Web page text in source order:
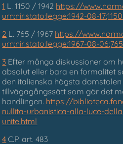
1 L. 1150 / 1942 https://
urn:nir:stato:legge:1942-08-
2 L. 765 / 1967 https://
urn:nir:stato:legge:1967-08-
3 Efter många diskussioner om
absolut eller bara en formalitet
den italienska högsta
tillvägagångssätt som gör det
handlingen. https://
nullita-urbanistica-alla-luce-
unite.html
4 C.P. art. 483